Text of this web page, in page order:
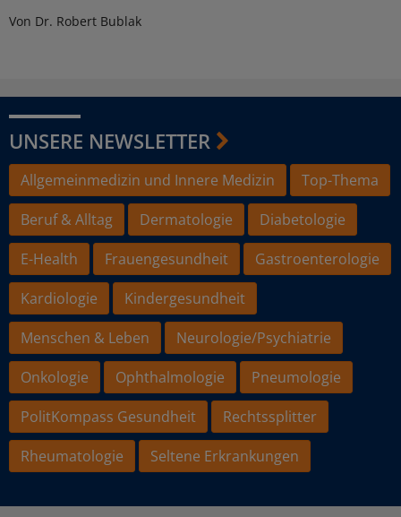
Von Dr. Robert Bublak
UNSERE NEWSLETTER
Allgemeinmedizin und Innere Medizin
Top-Thema
Beruf & Alltag
Dermatologie
Diabetologie
E-Health
Frauengesundheit
Gastroenterologie
Kardiologie
Kindergesundheit
Menschen & Leben
Neurologie/Psychiatrie
Onkologie
Ophthalmologie
Pneumologie
PolitKompass Gesundheit
Rechtssplitter
Rheumatologie
Seltene Erkrankungen